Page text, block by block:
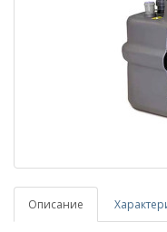
Описание